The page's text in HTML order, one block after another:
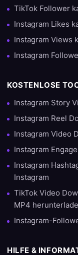
TikTok Follower
Instagram Likes
Instagram Views
Instagram
KOSTENLOSE
Instagram Story
Instagram Reel
Instagram Video
Instagram
Instagram
Instagram
TikTok Video
MP4
Instagram-
HILFE &